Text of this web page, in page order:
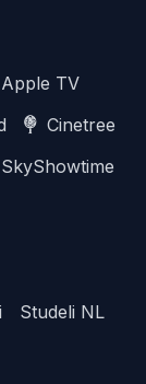
Apple TV
Cinetree
SkyShowtime
Studeli NL